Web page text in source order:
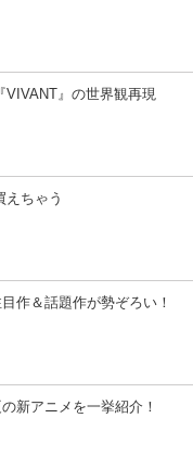
VIVANT』の世界観再現
えちゃう
作＆話題作が勢ぞろい！
新アニメを一挙紹介！